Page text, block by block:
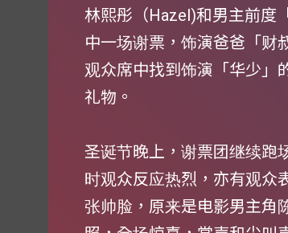
林熙彤（Hazel)和男主前度
中一场谢票，饰演爸爸「财
观众席中找到饰演「华少」
礼物。
圣诞节晚上，谢票团继续跑
时观众反应热烈，亦有观众
张帅脸，原来是电影男主角